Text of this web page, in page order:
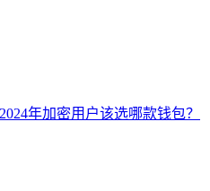
年加密用户该选哪款钱包？